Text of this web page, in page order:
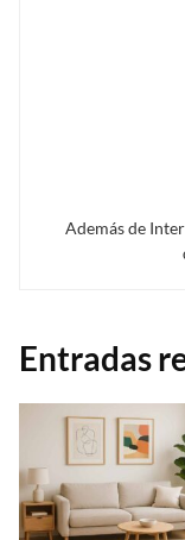
Además de
Entradas